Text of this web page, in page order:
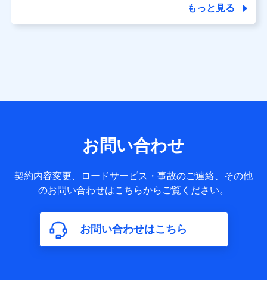
個人データは、こちら の利用目的の範囲内に限って共同利
用します。
サービス提供等を通じて取得した、以下の情報などの個人デ
基本情報
氏名、電話番号、メールアドレス、お客さまの識別子、
属性、連絡先、dポイントサービスのご利用に関する情
構成、住所、dポイント残高、dポイント利用履歴などが
含まれます。
利用情報
もっと見る
お問い合わせ
契約内容変更、ロードサービス・事故のご連絡、その他
のお問い合わせはこちらからご覧ください。
お問い合わせはこちら